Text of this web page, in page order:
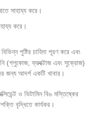
সাহায্য করে।
করে।
পুষ্টির চাহিদা পূরণ করে এবং
করা হলো:
(গ্লুকোজ, ফ্রুক্টোজ এবং সুক্রোজ)
জন্য আদর্শ একটি খাবার।
ও ভিটামিন বি৬ মস্তিষ্কের
বৃদ্ধিতে কার্যকর।